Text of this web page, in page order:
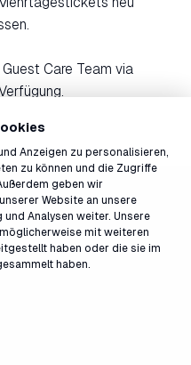
Anzeigen zu personalisieren,
zu können und die Zugriffe
geben wir
Website an unsere
Analysen weiter. Unsere
mit weiteren
haben oder die sie im
haben.
Care Team via